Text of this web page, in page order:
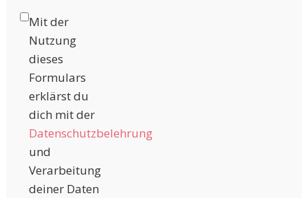
Mit der
Nutzung
dieses
Formulars
erklärst du
dich mit der
Datenschutzbelehrung
und
Verarbeitung
deiner Daten